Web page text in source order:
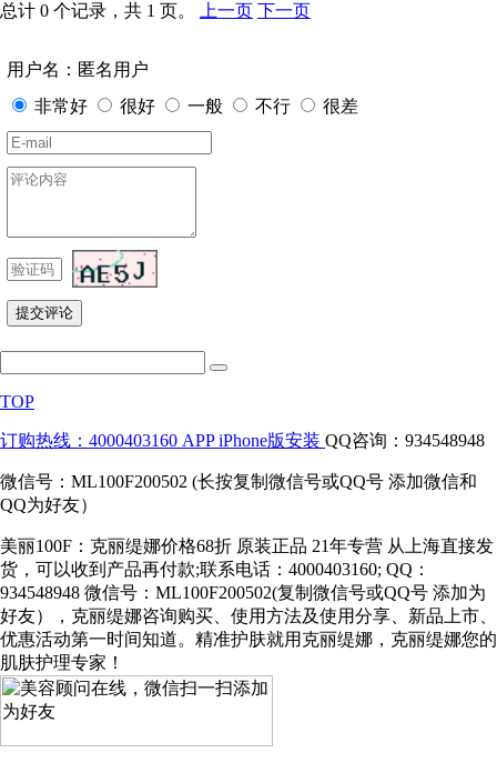
总计 0 个记录，共 1 页。 上一页 下一页
用户名：匿名用户
非常好
很好 一般 不行 很差
TOP
订购热线：4000403160 APP iPhone版安装 QQ咨询：934548948
微信号：ML100F200502 (长按复制微信号或QQ号 添加微信和
QQ为好友）
美丽100F：克丽缇娜价格68折 原装正品 21年专营 从上海直接发
货，可以收到产品再付款;联系电话：4000403160; QQ：
934548948 微信号：ML100F200502(复制微信号或QQ号 添加为
好友），克丽缇娜咨询购买、使用方法及使用分享、新品上市、
优惠活动第一时间知道。精准护肤就用克丽缇娜，克丽缇娜您的
肌肤护理专家！